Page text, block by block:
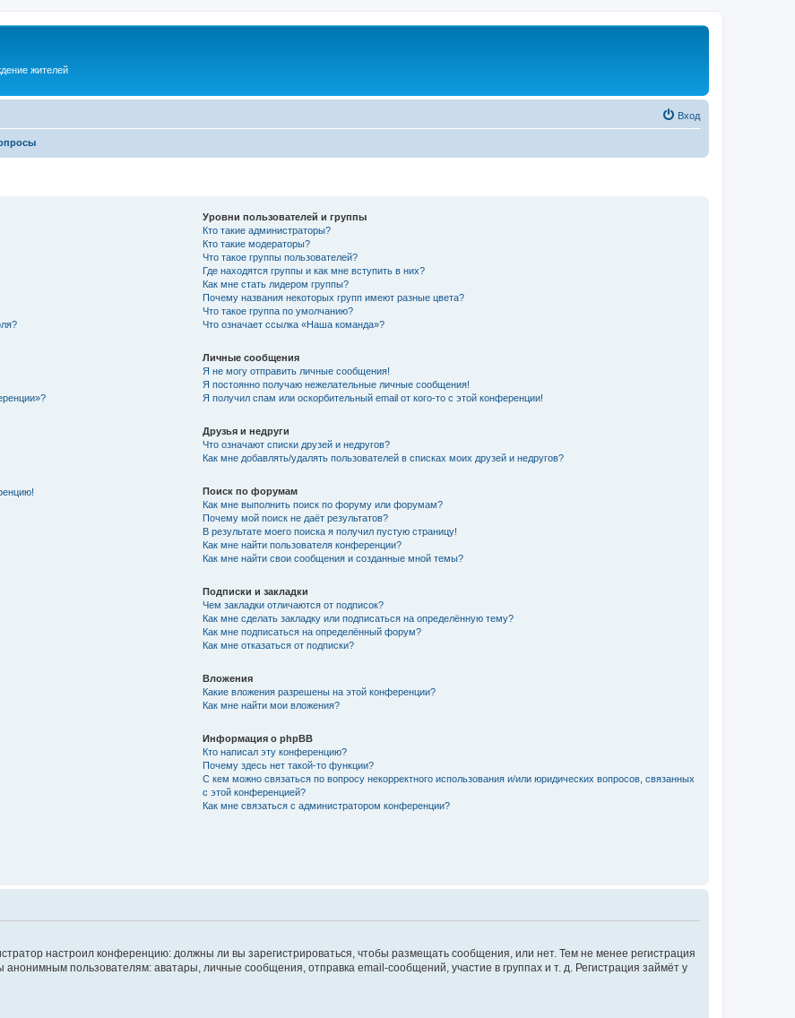
жителей
Вход
Уровни пользователей и группы
Кто такие администраторы?
Кто такие модераторы?
Что такое группы пользователей?
Где находятся группы и как мне вступить в них?
Как мне стать лидером группы?
Почему названия некоторых групп имеют разные цвета?
Что такое группа по умолчанию?
Что означает ссылка «Наша команда»?
Личные сообщения
Я не могу отправить личные сообщения!
Я постоянно получаю нежелательные личные сообщения!
Я получил спам или оскорбительный email от кого-то с этой конференции!
Друзья и недруги
Что означают списки друзей и недругов?
Как мне добавлять/удалять пользователей в списках моих друзей и недругов?
Поиск по форумам
Как мне выполнить поиск по форуму или форумам?
Почему мой поиск не даёт результатов?
В результате моего поиска я получил пустую страницу!
Как мне найти пользователя конференции?
Как мне найти свои сообщения и созданные мной темы?
Подписки и закладки
Чем закладки отличаются от подписок?
Как мне сделать закладку или подписаться на определённую тему?
Как мне подписаться на определённый форум?
Как мне отказаться от подписки?
Вложения
Какие вложения разрешены на этой конференции?
Как мне найти мои вложения?
Информация о phpBB
Кто написал эту конференцию?
Почему здесь нет такой-то функции?
С кем можно связаться по вопросу некорректного использования и/или юридических вопросов, связанных
с этой конференцией?
Как мне связаться с администратором конференции?
настроил конференцию: должны ли вы зарегистрироваться, чтобы размещать сообщения, или нет. Тем не менее регистрация
пользователям: аватары, личные сообщения, отправка email-сообщений, участие в группах и т. д. Регистрация займёт у